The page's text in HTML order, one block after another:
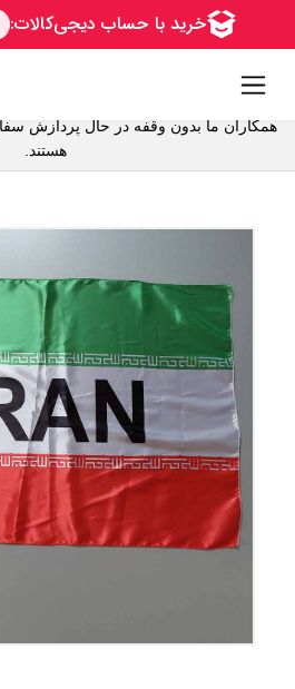
همکاران ما بدون وقفه در حال پردازش
هستند.